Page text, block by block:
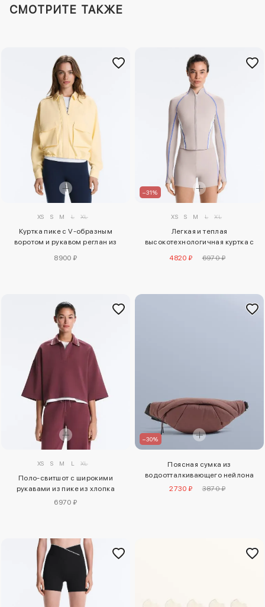
СМОТРИТЕ ТАКЖЕ
XS S M L XL
Куртка пике с V-образным
воротом и рукавом реглан из
8900 ₽
–31%
XS S M L XL
Легкая и теплая
высокотехнологичная куртка с
4820 ₽ 6970 ₽
XS S M L XL
Поло-свитшот с широкими
рукавами из пике из хлопка
6970 ₽
–30%
Поясная сумка из
водоотталкивающего нейлона
2730 ₽
3870 ₽